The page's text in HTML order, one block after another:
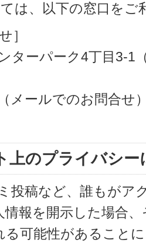
は、以下の窓口をご
］
ターパーク4丁目3-1
メールでのお問合せ
上のプライバシー
投稿など、誰もがア
情報を開示した場合
る可能性があること